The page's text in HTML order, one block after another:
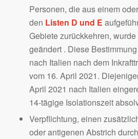
Personen, die aus einem
den Listen D und E
Gebiete zurückkehren, wurde
geändert . Diese
nach Italien nach dem
vom 16. April 2021.
April 2021 nach Italien
14-tägige Isolationszeit
Verpflichtung, einen
oder antigenen Abstrich